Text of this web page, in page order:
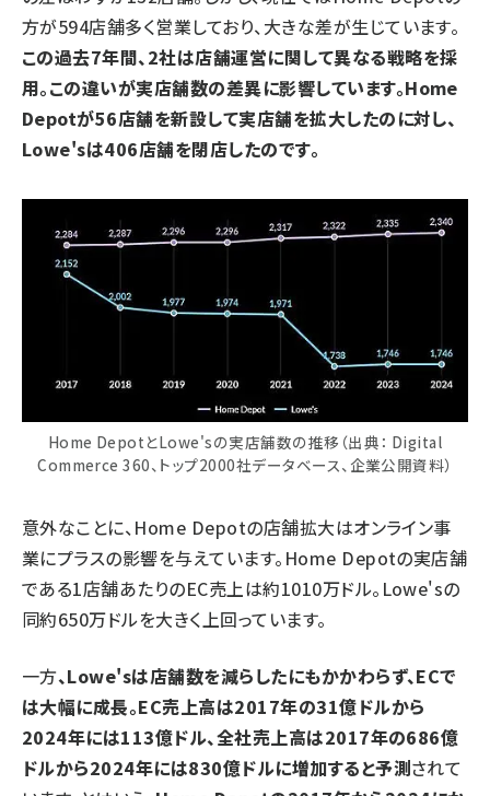
方が594店舗多く営業しており、大きな差が生じています。
この過去7年間、2社は店舗運営に関して異なる戦略を採
用。この違いが実店舗数の差異に影響しています。Home
Depotが56店舗を新設して実店舗を拡大したのに対し、
Lowe'sは406店舗を閉店したのです。
Home DepotとLowe'sの実店舗数の推移（出典： Digital
Commerce 360、トップ2000社データベース、企業公開資料）
意外なことに、Home Depotの店舗拡大はオンライン事
業にプラスの影響を与えています。Home Depotの実店舗
である1店舗あたりのEC売上は約1010万ドル。Lowe'sの
同約650万ドルを大きく上回っています。
一方、Lowe'sは店舗数を減らしたにもかかわらず、ECで
は大幅に成長。EC売上高は2017年の31億ドルから
2024年には113億ドル、全社売上高は2017年の686億
ドルから2024年には830億ドルに増加すると予測されて